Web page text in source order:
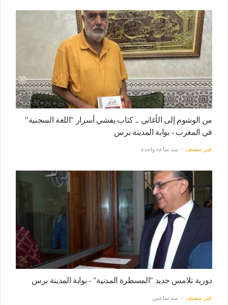
من الوشوم إلى الأغاني .. كتاب يفشي أسرار "اللغة السجنية"
في المغرب - بوابة المدينة برس
غير مصنف منذ ساعة واحدة
دورية تلامس جديد "المسطرة المدنية" - بوابة المدينة برس
غير مصنف منذ ساعتين